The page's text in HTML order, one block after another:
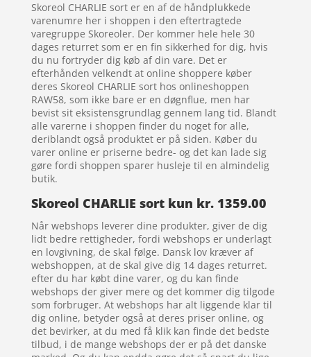
Skoreol CHARLIE sort er en af de håndplukkede
varenumre her i shoppen i den eftertragtede
varegruppe Skoreoler. Der kommer hele hele 30
dages returret som er en fin sikkerhed for dig, hvis
du nu fortryder dig køb af din vare. Det er
efterhånden velkendt at online shoppere køber
deres Skoreol CHARLIE sort hos onlineshoppen
RAW58, som ikke bare er en døgnflue, men har
bevist sit eksistensgrundlag gennem lang tid. Blandt
alle varerne i shoppen finder du noget for alle,
deriblandt også produktet er på siden. Køber du
varer online er priserne bedre- og det kan lade sig
gøre fordi shoppen sparer husleje til en almindelig
butik.
Skoreol CHARLIE sort kun kr. 1359.00
Når webshops leverer dine produkter, giver de dig
lidt bedre rettigheder, fordi webshops er underlagt
en lovgivning, de skal følge. Dansk lov kræver af
webshoppen, at de skal give dig 14 dages returret.
efter du har købt dine varer, og du kan finde
webshops der giver mere og det kommer dig tilgode
som forbruger. At webshops har alt liggende klar til
dig online, betyder også at deres priser online, og
det bevirker, at du med få klik kan finde det bedste
tilbud, i de mange webshops der er på det danske